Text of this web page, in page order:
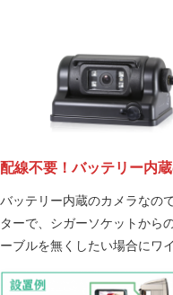
配線不要！バッテリー内
バッテリー内蔵のカメラなの
ターで、シガーソケットから
ーブルを無くしたい場合にワ